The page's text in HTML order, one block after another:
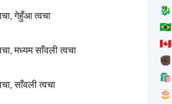
गेहुँआ त्वचा
मध्यम साँवली त्वचा
साँवली त्वचा
🐉
🇧🇷
🇨🇦
✊🏿
🛍️
🎂